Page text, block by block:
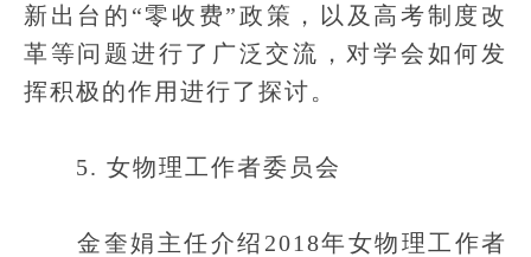
新出台的“零收费”政策，以及高考制度改
革等问题进行了广泛交流，对学会如何发
挥积极的作用进行了探讨。
5. 女物理工作者委员会
金奎娟主任介绍2018年女物理工作者